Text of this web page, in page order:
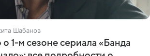
Шабанов
о 1-м сезоне сериала «Банда